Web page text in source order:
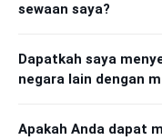
sewaan saya?
Dapatkah saya
negara lain dengan
Apakah Anda dapat